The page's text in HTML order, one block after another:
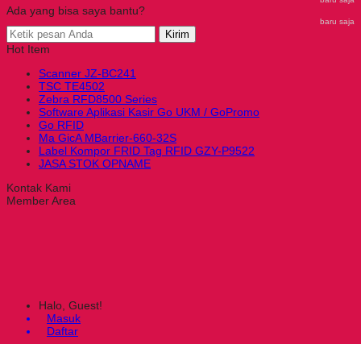
Ada yang bisa saya bantu?
baru saja
Kirim
Hot Item
Scanner JZ-BC241
TSC TE4502
Zebra RFD8500 Series
Software Aplikasi Kasir Go UKM / GoPromo
Go RFID
Ma GicA MBarrier-660-32S
Label Kompor FRID Tag RFID GZY-P9522
JASA STOK OPNAME
Kontak Kami
Member Area
Halo, Guest!
Masuk
Daftar